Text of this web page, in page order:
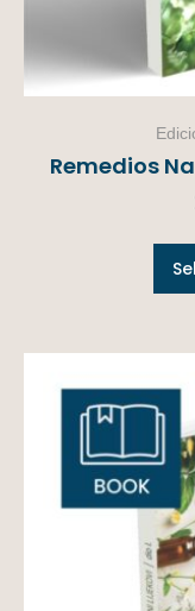
Remedios